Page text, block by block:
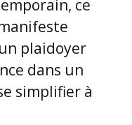
ce
plaidoyer
dans un
simplifier à